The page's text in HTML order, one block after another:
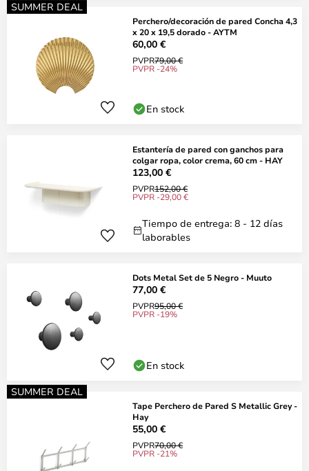
SUMMER DEAL
Perchero/decoración de pared Concha 4,3
x 20 x 19,5 dorado - AYTM
60,00 €
PVPR79,00 €
PVPR -24%
En stock
Estantería de pared con ganchos para
colgar ropa, color crema, 60 cm - HAY
123,00 €
PVPR152,00 €
PVPR -29,00 €
Tiempo de entrega: 8 - 12 días
laborables
Dots Metal Set de 5 Negro - Muuto
77,00 €
PVPR95,00 €
PVPR -19%
En stock
SUMMER DEAL
Tape Perchero de Pared S Metallic Grey -
Hay
55,00 €
PVPR70,00 €
PVPR -21%